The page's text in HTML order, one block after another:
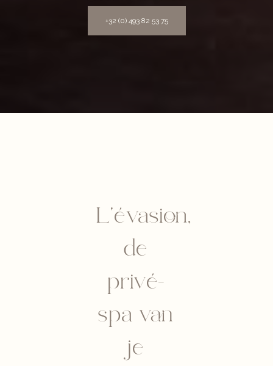
+32 (0) 493 82 53 75
L'évasion,
de
privé-
spa van
je